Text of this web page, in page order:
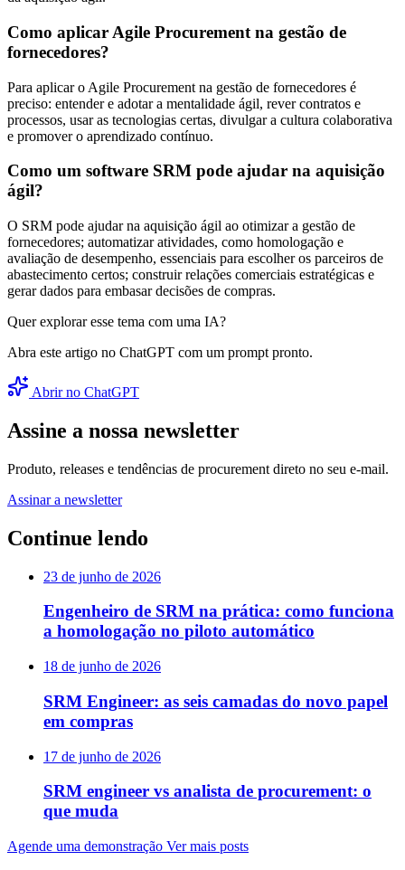
Como aplicar Agile Procurement na gestão de
fornecedores?
Para aplicar o Agile Procurement na gestão de fornecedores é
preciso: entender e adotar a mentalidade ágil, rever contratos e
processos, usar as tecnologias certas, divulgar a cultura colaborativa
e promover o aprendizado contínuo.
Como um software SRM pode ajudar na aquisição
ágil?
O SRM pode ajudar na aquisição ágil ao otimizar a gestão de
fornecedores; automatizar atividades, como homologação e
avaliação de desempenho, essenciais para escolher os parceiros de
abastecimento certos; construir relações comerciais estratégicas e
gerar dados para embasar decisões de compras.
Quer explorar esse tema com uma IA?
Abra este artigo no ChatGPT com um prompt pronto.
Abrir no ChatGPT
Assine a nossa newsletter
Produto, releases e tendências de procurement direto no seu e-mail.
Assinar a newsletter
Continue lendo
23 de junho de 2026
Engenheiro de SRM na prática: como funciona
a homologação no piloto automático
18 de junho de 2026
SRM Engineer: as seis camadas do novo papel
em compras
17 de junho de 2026
SRM engineer vs analista de procurement: o
que muda
Agende uma demonstração Ver mais posts